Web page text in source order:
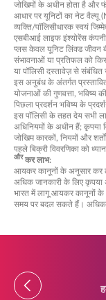
जोखिमों के अधीन होता है और
आधार पर यूनिटों का नेट वैल्यू
व्यक्ति/पॉलिसीधारक स्वयं
एसबीआई लाइफ इंश्योरेंस
प्लस केवल यूनिट लिंक्ड जीवन
संभावनाओं या प्रतिफल को
या पॉलिसी दस्तावेज़ से संबंधित
इस अनुबंध के अंतर्गत
योजनाओं की गुणवत्ता, भविष्य
पिछला प्रदर्शन भविष्य के
इस पॉलिसी के तहत देय सभी
अधिनियमों के अधीन हैं; कृपया
जोखिम कारकों, नियमों और
पहले बिक्री विवरणिका को
औरकर लाभ:
आयकर कानूनों के अनुसार कर
अधिक जानकारी के लिए कृपया
भारत में लागू आयकर कानूनों
समय पर बदल सकते हैं। अधिक
Previous